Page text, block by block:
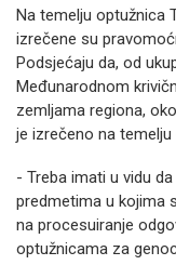
Na temelju optužnica
izrečene su
Podsjećaju da, od
Međunarodnom
zemljama regiona,
je izrečeno na temelju
- Treba imati u vidu
predmetima u kojima
na procesuiranje
optužnicama za